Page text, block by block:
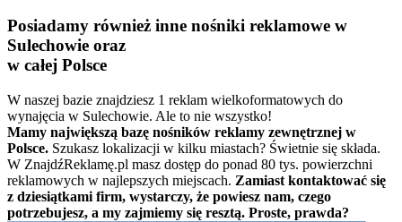
Posiadamy również inne nośniki reklamowe w
Sulechowie oraz
w całej Polsce
W naszej bazie znajdziesz 1 reklam wielkoformatowych do
wynajęcia w Sulechowie. Ale to nie wszystko!
Mamy największą bazę nośników reklamy zewnętrznej w
Polsce. Szukasz lokalizacji w kilku miastach? Świetnie się składa.
W ZnajdźReklamę.pl masz dostęp do ponad 80 tys. powierzchni
reklamowych w najlepszych miejscach. Zamiast kontaktować się
z dziesiątkami firm, wystarczy, że powiesz nam, czego
potrzebujesz, a my zajmiemy się resztą. Proste, prawda?